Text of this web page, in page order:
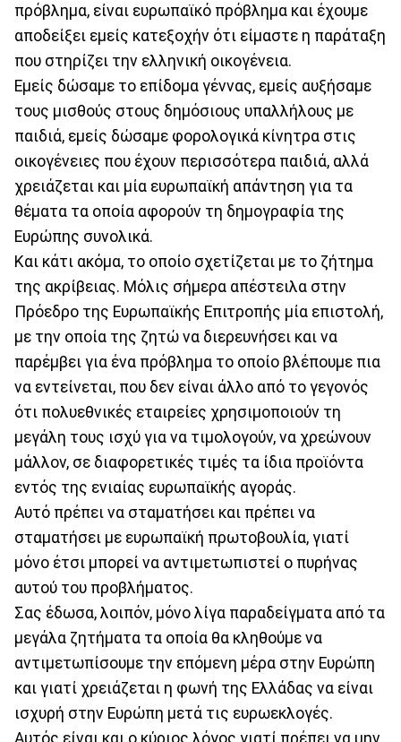
πρόβλημα, είναι ευρωπαϊκό πρόβλημα και έχουμε
αποδείξει εμείς κατεξοχήν ότι είμαστε η παράταξη
που στηρίζει την ελληνική οικογένεια.
Εμείς δώσαμε το επίδομα γέννας, εμείς αυξήσαμε
τους μισθούς στους δημόσιους υπαλλήλους με
παιδιά, εμείς δώσαμε φορολογικά κίνητρα στις
οικογένειες που έχουν περισσότερα παιδιά, αλλά
χρειάζεται και μία ευρωπαϊκή απάντηση για τα
θέματα τα οποία αφορούν τη δημογραφία της
Ευρώπης συνολικά.
Και κάτι ακόμα, το οποίο σχετίζεται με το ζήτημα
της ακρίβειας. Μόλις σήμερα απέστειλα στην
Πρόεδρο της Ευρωπαϊκής Επιτροπής μία επιστολή,
με την οποία της ζητώ να διερευνήσει και να
παρέμβει για ένα πρόβλημα το οποίο βλέπουμε πια
να εντείνεται, που δεν είναι άλλο από το γεγονός
ότι πολυεθνικές εταιρείες χρησιμοποιούν τη
μεγάλη τους ισχύ για να τιμολογούν, να χρεώνουν
μάλλον, σε διαφορετικές τιμές τα ίδια προϊόντα
εντός της ενιαίας ευρωπαϊκής αγοράς.
Αυτό πρέπει να σταματήσει και πρέπει να
σταματήσει με ευρωπαϊκή πρωτοβουλία, γιατί
μόνο έτσι μπορεί να αντιμετωπιστεί ο πυρήνας
αυτού του προβλήματος.
Σας έδωσα, λοιπόν, μόνο λίγα παραδείγματα από τα
μεγάλα ζητήματα τα οποία θα κληθούμε να
αντιμετωπίσουμε την επόμενη μέρα στην Ευρώπη
και γιατί χρειάζεται η φωνή της Ελλάδας να είναι
ισχυρή στην Ευρώπη μετά τις ευρωεκλογές.
Αυτός είναι και ο κύριος λόγος γιατί πρέπει να μην